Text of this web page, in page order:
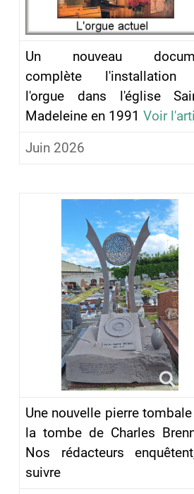
Un nouveau
complète l'installation
l'orgue dans l'église
Madeleine en 1991Voir
Juin 2026
Une nouvelle pierre
la tombe de Charles
Nos rédacteurs
suivre